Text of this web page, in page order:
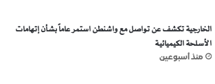
الخارجية تكشف عن تواصل مع واشنطن استمر عاماً بشأن إتهامات
الأسلحة الكيميائية
منذ أسبوعين